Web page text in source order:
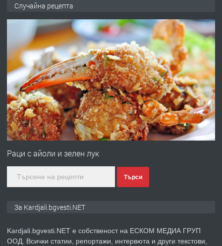
село Гняздово.
преди 1 година
ПРЕДЛАГА
Курс
„Електротехник”/”Електромонтьор”
дистанционна или дневна форма на
обучение
преди 1 година
ПРЕДЛАГА
Курсове-
защита
Главатарци с уникална гледка към
Случайна рецепта
Раци с айоли и зелен лук
Търси
За Kardjali.bgvesti.NET
Kardjali.bgvesti.NET е собственост на ЕСКОМ МЕДИА ГРУП
ООД. Всички статии, репортажи, интервюта и други текстови,